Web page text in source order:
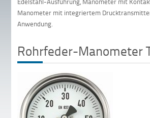
Manometer mit integriertem
Anwendung.
Rohrfeder-Manometer